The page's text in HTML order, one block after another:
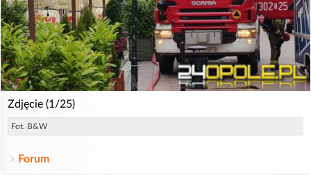
Zdjęcie (1/25)
Fot. B&W
Forum